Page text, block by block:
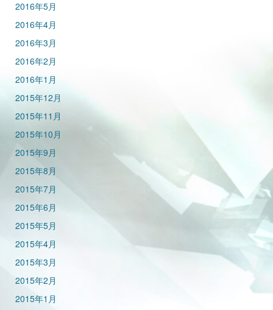
2016年5月
2016年4月
2016年3月
2016年2月
2016年1月
2015年12月
2015年11月
2015年10月
2015年9月
2015年8月
2015年7月
2015年6月
2015年5月
2015年4月
2015年3月
2015年2月
2015年1月